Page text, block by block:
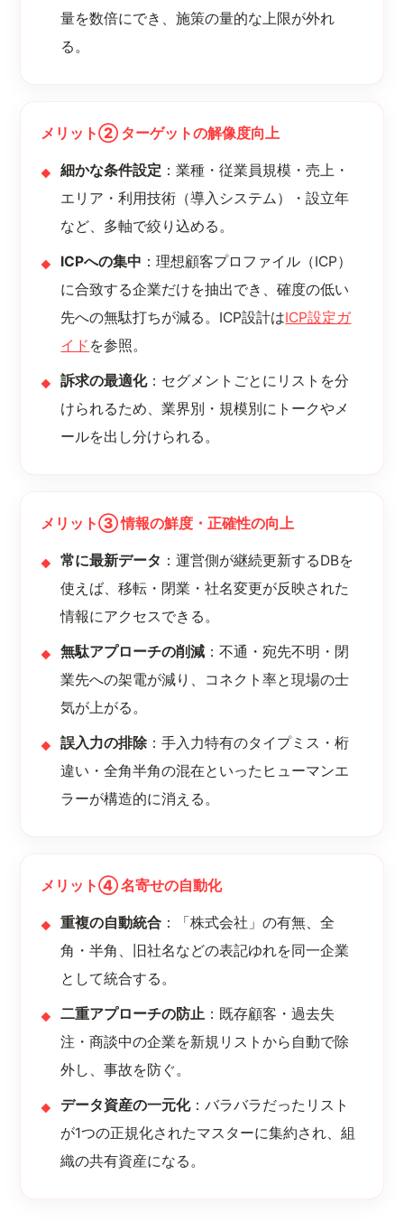
量を数倍にでき、施策の量的な上限が外れ
る。
メリット② ターゲットの解像度向上
細かな条件設定 ：業種・従業員規模・売上・
エリア・利用技術（導入システム）・設立年
など、多軸で絞り込める。
ICPへの集中 ：理想顧客プロファイル（ICP）
に合致する企業だけを抽出でき、確度の低い
先への無駄打ちが減る。ICP設計はICP設定ガ
イド を参照。
訴求の最適化：セグメントごとにリストを分
けられるため、業界別・規模別にトークやメ
ールを出し分けられる。
メリット③ 情報の鮮度・正確性の向上
常に最新データ ：運営側が継続更新するDBを
使えば、移転・閉業・社名変更が反映された
情報にアクセスできる。
無駄アプローチの削減 ：不通・宛先不明・閉
業先への架電が減り、コネクト率と現場の士
気が上がる。
誤入力の排除 ：手入力特有のタイプミス・桁
違い・全角半角の混在といったヒューマンエ
ラーが構造的に消える。
メリット④ 名寄せの自動化
重複の自動統合 ：「株式会社」の有無、全
角・半角、旧社名などの表記ゆれを同一企業
として統合する。
二重アプローチの防止 ：既存顧客・過去失
注・商談中の企業を新規リストから自動で除
外し、事故を防ぐ。
データ資産の一元化：バラバラだったリスト
が1つの正規化されたマスターに集約され、組
織の共有資産になる。